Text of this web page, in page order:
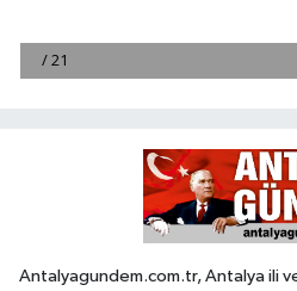
Antalyagundem.com.tr, Antalya ili